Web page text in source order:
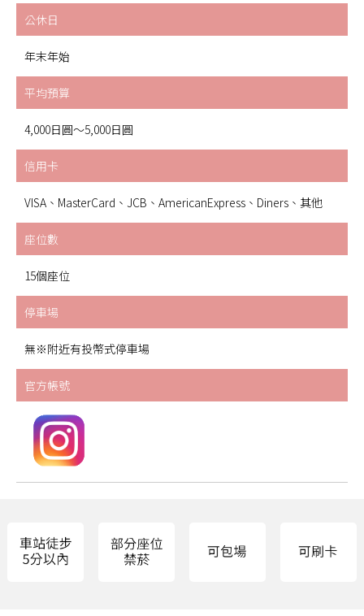
公休日
年末年始
平均預算
4,000日圓～5,000日圓
信用卡
VISA、MasterCard、JCB、AmericanExpress、Diners、其他
座位數
15個座位
停車場
無※附近有投幣式停車場
官方帳號